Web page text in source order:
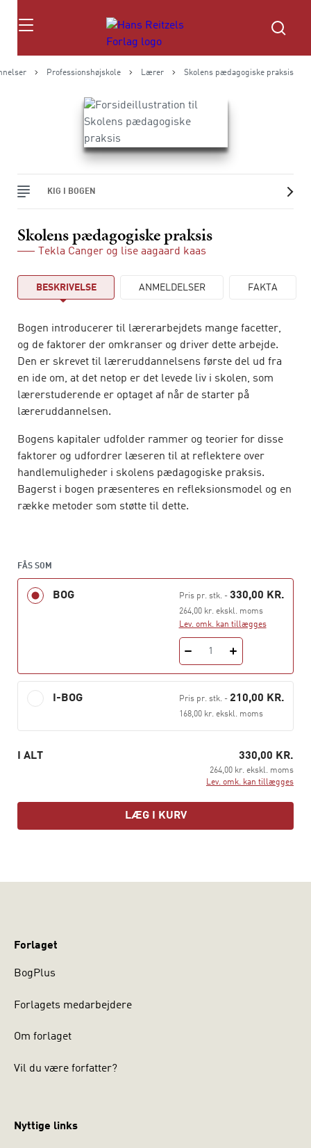
Søg
Professionshøjskole Lærer Skolens pædagogiske praksis
KIG I BOGEN
Skolens pædagogiske praksis
Tekla Canger og lise aagaard kaas
BESKRIVELSE ANMELDELSER FAKTA
Bogen introducerer til lærerarbejdets mange facetter,
og de faktorer der omkranser og driver dette arbejde.
Den er skrevet til læreruddannelsens første del ud fra
en ide om, at det netop er det levede liv i skolen, som
lærerstuderende er optaget af når de starter på
læreruddannelsen.
Bogens kapitaler udfolder rammer og teorier for disse
faktorer og udfordrer læseren til at reflektere over
handlemuligheder i skolens pædagogiske praksis.
Bagerst i bogen præsenteres en refleksionsmodel og en
række metoder som støtte til dette.
(profession, rolle og samarbejde) og eleven (rolle,
læring og fællesskab). Alle kapitler sættes i relation til
den indledende case, der omhandler en klasses liv fra 0.
FÅS SOM
BOG Pris pr. stk.- 330,00 KR.
264,00 kr. ekskl. moms
Lev. omk. kan tillægges
1
I-BOG Pris pr. stk.- 210,00 KR.
168,00 kr. ekskl. moms
I ALT 330,00 KR.
264,00 kr. ekskl. moms
Lev. omk. kan tillægges
LÆG I KURV
Forlaget
BogPlus
Forlagets medarbejdere
Om forlaget
Vil du være forfatter?
Nyttige links